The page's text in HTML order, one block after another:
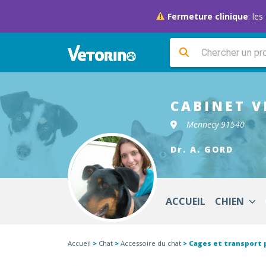
Fermeture clinique:
CABINET
Mennecy 91540
Dr. A. GORD
ACCUEIL CHIEN
Accueil > Chat > Accessoire du chat > Cages et transport